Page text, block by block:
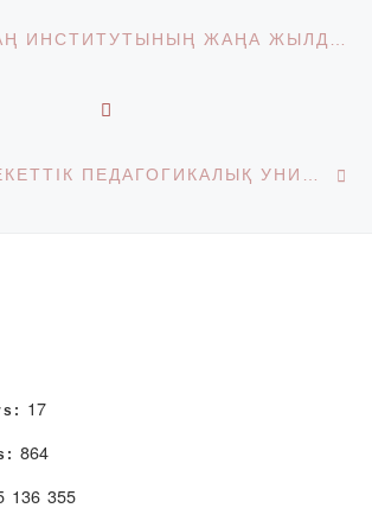
БАРНАУЛ ЗАҢ ИНСТИТУТЫНЫҢ ЖАҢА ЖЫЛДЫҚ ҚҰТТЫҚТАУЫ
АЛТАЙ МЕМЛЕКЕТТІК ПЕДАГОГИКАЛЫҚ УНИВЕРСИТЕТІНІҢ ЖАҢА ЖЫЛДЫҚ ҚҰТТЫҚТАУЫ
17
864
136 355